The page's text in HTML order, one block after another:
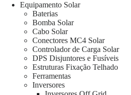
Equipamento Solar
Baterias
Bomba Solar
Cabo Solar
Conectores MC4 Solar
Controlador de Carga Solar
DPS Disjuntores e Fusíveis
Estruturas Fixação Telhado
Ferramentas
Inversores